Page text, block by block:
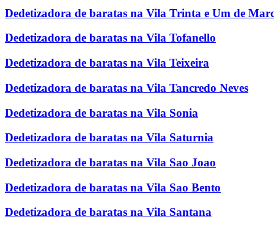
Dedetizadora de baratas na Vila Trinta e Um de
Dedetizadora de baratas na Vila Tofanello
Dedetizadora de baratas na Vila Teixeira
Dedetizadora de baratas na Vila Tancredo Neves
Dedetizadora de baratas na Vila Sonia
Dedetizadora de baratas na Vila Saturnia
Dedetizadora de baratas na Vila Sao Joao
Dedetizadora de baratas na Vila Sao Bento
Dedetizadora de baratas na Vila Santana